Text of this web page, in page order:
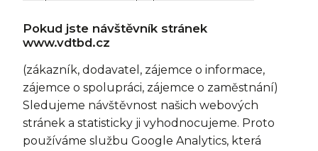
Pokud jste návštěvník stránek
www.vdtbd.cz
(zákazník, dodavatel, zájemce o informace,
zájemce o spolupráci, zájemce o zaměstnání)
Sledujeme návštěvnost našich webových
stránek a statisticky ji vyhodnocujeme. Proto
používáme službu Google Analytics, která